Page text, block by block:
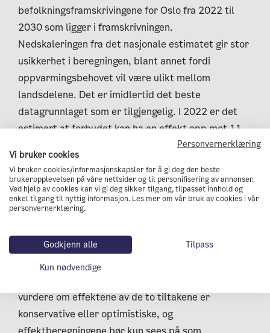
befolkningsframskrivingene for Oslo fra 2022 til
2030 som ligger i framskrivningen.
Nedskaleringen fra det nasjonale estimatet gir stor
usikkerhet i beregningen, blant annet fordi
oppvarmingsbehovet vil være ulikt mellom
landsdelene. Det er imidlertid det beste
datagrunnlaget som er tilgjengelig. I 2022 er det
estimert at forbudet kan ha en effekt opp mot 11
Det er gjort overlappsvurderinger av de to
tiltakene, der forbud mot mineralolje til midlertidig
oppvarming er nedskalert over perioden ettersom
det vil bli omfattet av kravet om fossilfrie
forbud mot mineralolje til midlertidig oppvarming
er satt til 0 i 2030. Usikkerhetene i tallmaterialet
vurdere om effektene av de to tiltakene er
konservative eller optimistiske, og
Personvernerklæring
Vi bruker cookies
Vi bruker cookies/informasjonskapsler for å gi deg den beste
brukeropplevelsen på våre nettsider og til personifisering av annonser.
Ved hjelp av cookies kan vi gi deg sikker tilgang, tilpasset innhold og
enkel tilgang til nyttig informasjon. Les mer om vår bruk av cookies i vår
personvernerklæring.
Godkjenn alle
Tilpass
Kun nødvendige